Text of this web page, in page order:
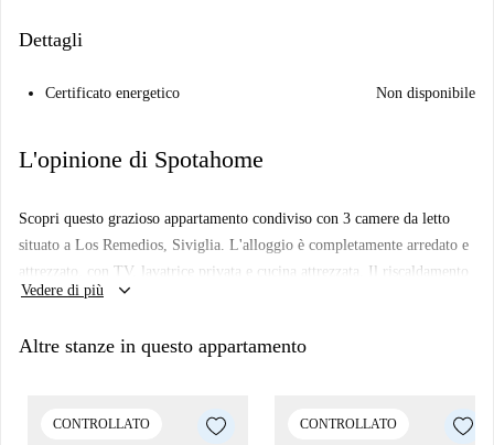
Dettagli
Certificato energetico Non disponibile
L'opinione di Spotahome
Scopri questo grazioso appartamento condiviso con 3 camere da letto
situato a Los Remedios, Siviglia. L'alloggio è completamente arredato e
attrezzato, con TV, lavatrice privata e cucina attrezzata. Il riscaldamento
è fornito da unità elettriche individuali e la connessione Wi-Fi è
nell'appartamento e preferisce affittare solo a professionisti e studenti.
Situato nel vivace quartiere di Los Remedios, questo alloggio è
Vedere di più keyboard_arrow_down
Altre stanze in questo appartamento
CONTROLLATO CONTROLLATO